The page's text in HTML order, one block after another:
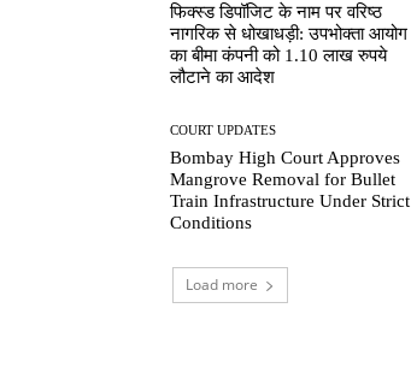
फिक्स्ड डिपॉजिट के नाम पर वरिष्ठ
नागरिक से धोखाधड़ी: उपभोक्ता आयोग
का बीमा कंपनी को 1.10 लाख रुपये
लौटाने का आदेश
COURT UPDATES
Bombay High Court Approves
Mangrove Removal for Bullet
Train Infrastructure Under Strict
Conditions
Load more